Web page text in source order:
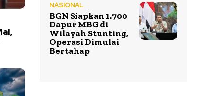
NASIONAL
BGN Siapkan 1.700
Dapur MBG di
Wilayah Stunting,
Operasi Dimulai
Bertahap